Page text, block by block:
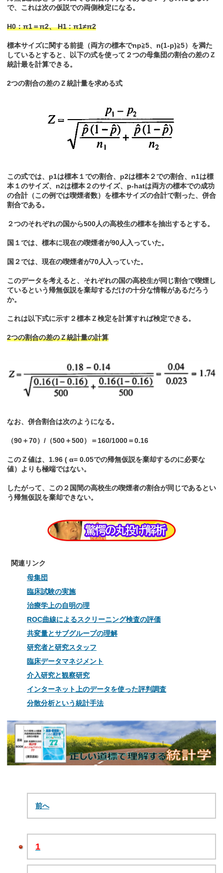
で、これは次の仮説での両側検定になる。
H0：π1＝π2、 H1 : π1≠π2
標本サイズに関する前提（両方の標本でnp≧5、n(1-p)≧5）を満た
しているとすると、以下の式を使って２つの母集団の割合の差のＺ
統計最を計算できる。
2つの割合の差のＺ統計量を求める式
この式では、p1は標本１での割合、p2は標本２での割合、n1は標
本１のサイズ、n2は標本２のサイズ、p-hatは両方の標本での成功
の合計（この例では喫煙者数）を標本サイズの合計で割った、併合
割合である。
２つのそれぞれの国から500人の高校生の標本を抽出するとする。
国１では、標本に現在の喫煙者が90人入っていた。
国２では、現在の喫煙者が70人入っていた。
このデータを考えると、それぞれの国の高校生が同じ割合で喫煙し
ているという帰無仮説を棄却するだけの十分な情報があるだろう
か。
これは以下式に示す２標本Ｚ検定を計算すれば検定できる。
2つの割合の差のＺ統計量の計算
なお、併合割合は次のようになる。
（90＋70）/（500＋500）＝160/1000＝0.16
このＺ値は、1.96 ( α= 0.05での帰無仮説を棄却するのに必要な
値）よりも極端ではない。
したがって、この２国間の高校生の喫煙者の割合が同じであるとい
う帰無仮説を棄却できない。
関連リンク
母集団
臨床試験の実施
治療学上の自明の理
ROC曲線によるスクリーニング検査の評価
共変量とサブグループの理解
研究者と研究スタッフ
臨床データマネジメント
介入研究と観察研究
インターネット上のデータを使った評判調査
分散分析という統計手法
前へ
1